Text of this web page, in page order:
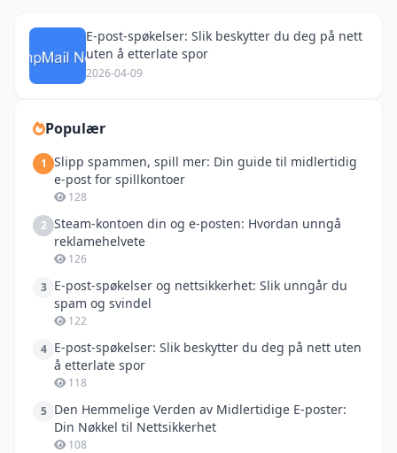
E-post-spøkelser: Slik beskytter du deg på nett
uten å etterlate spor
2026-04-09
Populær
1 Slipp spammen, spill mer: Din guide til midlertidig
e-post for spillkontoer
128
2 Steam-kontoen din og e-posten: Hvordan unngå
reklamehelvete
126
3 E-post-spøkelser og nettsikkerhet: Slik unngår du
spam og svindel
122
4 E-post-spøkelser: Slik beskytter du deg på nett uten
å etterlate spor
118
5 Den Hemmelige Verden av Midlertidige E-poster:
Din Nøkkel til Nettsikkerhet
108